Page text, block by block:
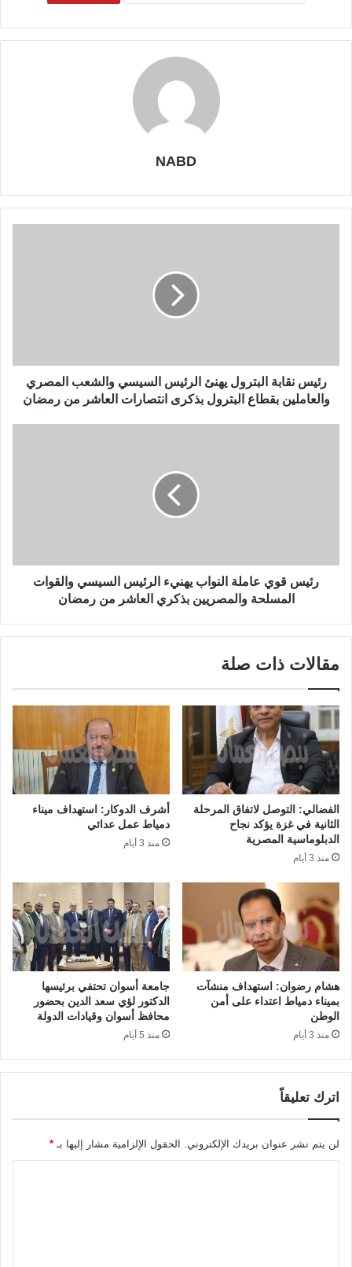
NABD
رئيس نقابة البترول يهنئ الرئيس السيسي والشعب المصري
والعاملين بقطاع البترول بذكرى انتصارات العاشر من رمضان
رئيس قوي عاملة النواب يهنيء الرئيس السيسي والقوات
المسلحة والمصريين بذكري العاشر من رمضان
مقالات ذات صلة
الفضالي: التوصل لاتفاق المرحلة
الثانية في غزة يؤكد نجاح
الدبلوماسية المصرية
منذ 3 أيام
أشرف الدوكار: استهداف ميناء
دمياط عمل عدائي
منذ 3 أيام
هشام رضوان: استهداف منشآت
بميناء دمياط اعتداء على أمن
الوطن
منذ 3 أيام
جامعة أسوان تحتفي برئيسها
الدكتور لؤي سعد الدين بحضور
محافظ أسوان وقيادات الدولة
منذ 5 أيام
اترك تعليقاً
لن يتم نشر عنوان بريدك الإلكتروني. الحقول الإلزامية مشار إليها بـ *